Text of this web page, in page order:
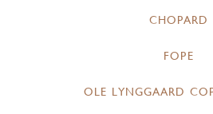
CHOPARD
FOPE
OLE LYNGGAARD